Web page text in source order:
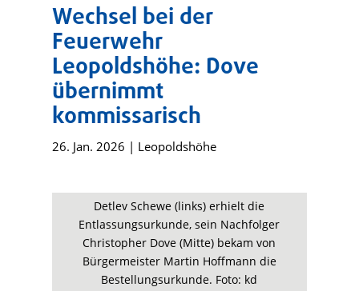
Wechsel bei der
Feuerwehr
Leopoldshöhe: Dove
übernimmt
kommissarisch
26. Jan. 2026 | Leopoldshöhe
Detlev Schewe (links) erhielt die
Entlassungsurkunde, sein Nachfolger
Christopher Dove (Mitte) bekam von
Bürgermeister Martin Hoffmann die
Bestellungsurkunde. Foto: kd